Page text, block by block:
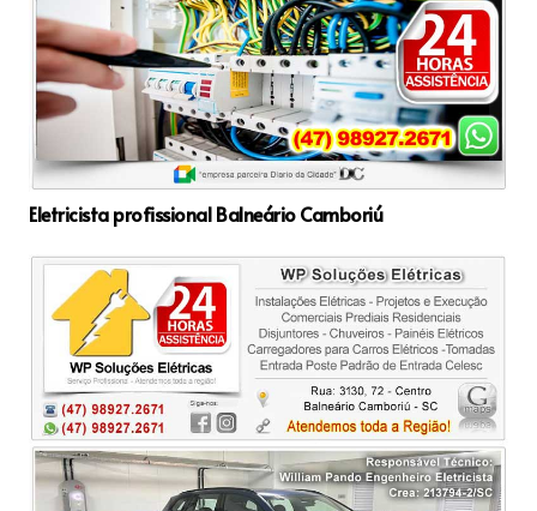
Eletricista profissional Balneário Camboriú